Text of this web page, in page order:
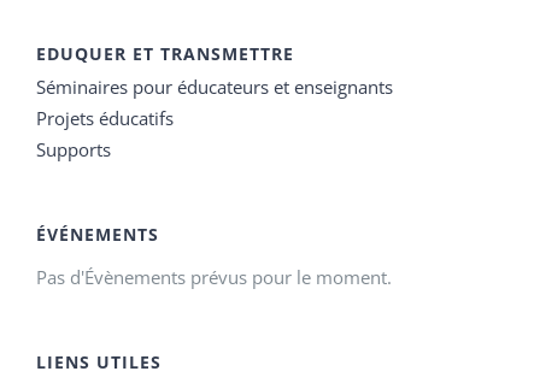
EDUQUER ET TRANSMETTRE
Séminaires pour éducateurs et enseignants
Projets éducatifs
Supports
ÉVÉNEMENTS
Pas d'Évènements prévus pour le moment.
LIENS UTILES